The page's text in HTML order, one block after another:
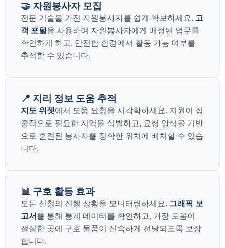
🤝 자원봉사자 모집
전문 기술을 가진 자원봉사자를 쉽게 확보하세요. 고
객 포털 을 사용하여 자원봉사자에게 배정된 업무를
확인하게 하고, 안전한 환경에서 활동 가능 여부를
추적할 수 있습니다.
📍 지리 정보 도움 추적
지도 위젯에서 도움 요청을 시각화하세요. 지원이 집
중적으로 필요한 지역을 식별하고, 요청 양식을 기반
으로 훈련된 봉사자를 정확한 위치에 배치할 수 있습
니다.
📊 구호 활동 효과
모든 신청의 진행 상황을 모니터링하세요. 그래픽 보
고서 를 통해 통계 데이터를 확인하고, 가장 도움이
절실한 곳에 구호 물품이 신속하게 전달되도록 보장
합니다.